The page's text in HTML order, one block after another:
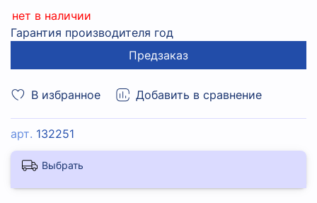
В избранное Добавить в сравнение
арт. 132251
нет в наличии
Гарантия производителя год
Предзаказ
Выбрать